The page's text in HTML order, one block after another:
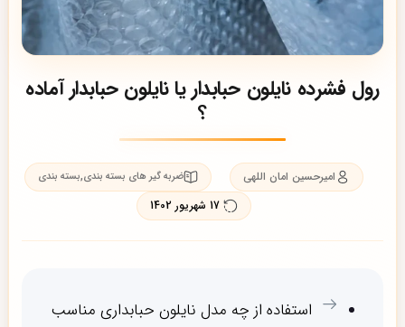
رول فشرده نایلون حبابدار یا نایلون حبابدار آماده
؟
امیرحسین امان اللهی ضربه گیر های بسته بندی,بسته بندی
17 شهریور 1402
استفاده از چه مدل نایلون حبابداری مناسب